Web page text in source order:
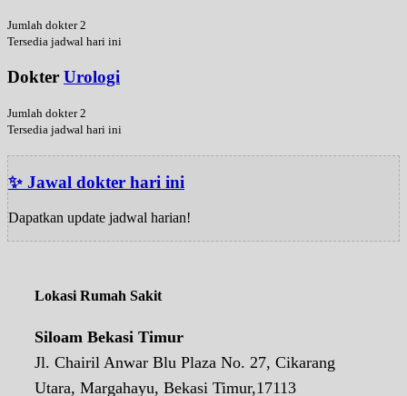
Jumlah dokter 2
Tersedia jadwal hari ini
Dokter Urologi
Jumlah dokter 2
Tersedia jadwal hari ini
✨ Jawal dokter hari ini
Dapatkan update jadwal harian!
Lokasi Rumah Sakit
Siloam Bekasi Timur
Jl. Chairil Anwar Blu Plaza No. 27, Cikarang
Utara, Margahayu, Bekasi Timur,17113